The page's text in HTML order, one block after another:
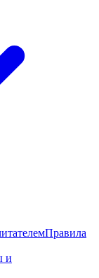
Правила
и